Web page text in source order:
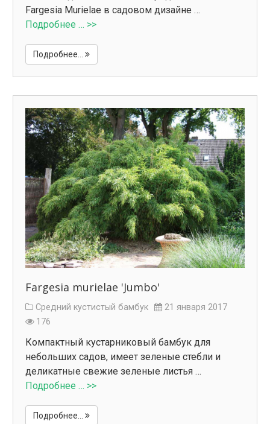
Fargesia Murielae в садовом дизайне …
Подробнее … >>
Подробнее...
Fargesia murielae 'Jumbo'
Средний кустистый бамбук
21 января 2017
176
Компактный кустарниковый бамбук для
небольших садов, имеет зеленые стебли и
деликатные свежие зеленые листья …
Подробнее … >>
Подробнее...